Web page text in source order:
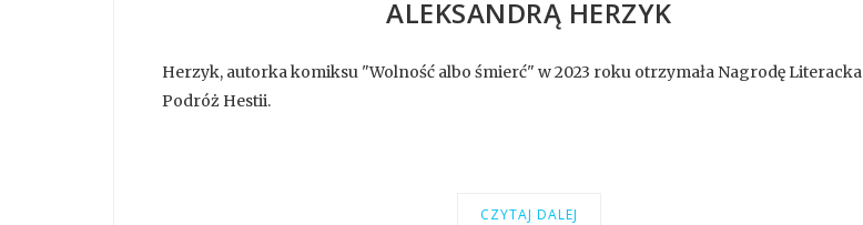
ALEKSANDRĄ HERZYK
Herzyk, autorka komiksu "Wolność albo śmierć" w 2023 roku otrzymała Nagrodę Literacka
Podróż Hestii.
CZYTAJ DALEJ